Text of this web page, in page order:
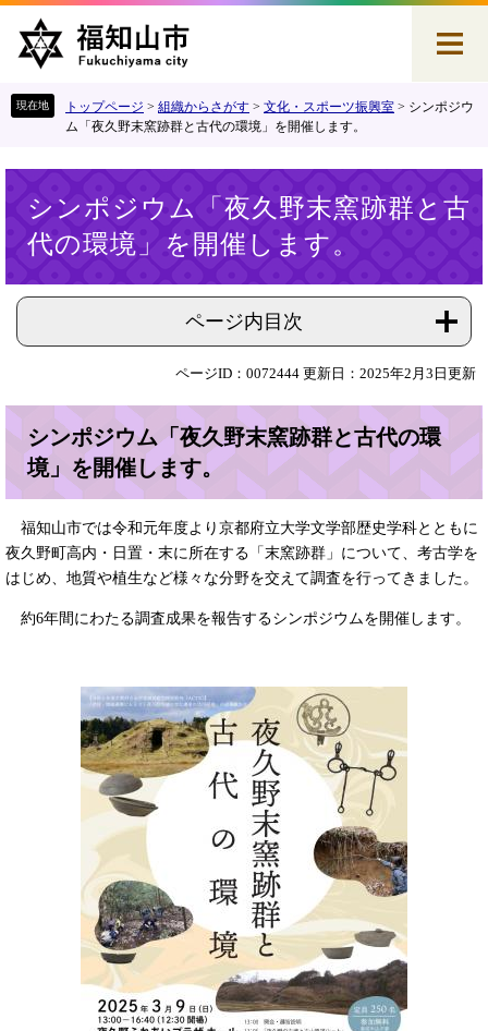
す
し
トップページ > 組織からさがす > 文化・スポーツ振興室 > シンポジウ
ム「夜久野末窯跡群と古代の環境」を開催します。
シンポジウム「夜久野末窯跡群と古
代の環境」を開催します。
ページ内目次
ページID：0072444 更新日：2025年2月3日更新
シンポジウム「夜久野末窯跡群と古代の環
境」を開催します。
福知山市では令和元年度より京都府立大学文学部歴史学科とともに
夜久野町高内・日置・末に所在する「末窯跡群」について、考古学を
はじめ、地質や植生など様々な分野を交えて調査を行ってきました。
約6年間にわたる調査成果を報告するシンポジウムを開催します。